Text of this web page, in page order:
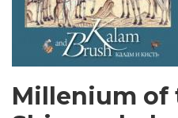
Millenium of